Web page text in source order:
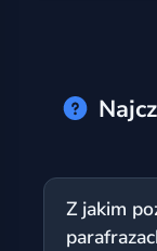
Z jakim